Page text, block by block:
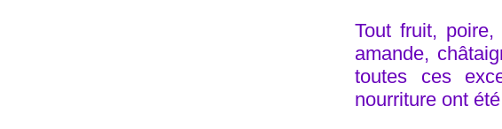
Tout fruit,
amande,
toutes ces
nourriture ont